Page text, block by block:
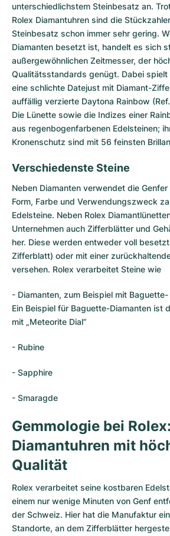
unterschiedlichstem Steinbesatz an.
Rolex Diamantuhren sind die
Steinbesatz schon immer sehr gering.
Diamanten besetzt ist, handelt es sich
außergewöhnlichen Zeitmesser, der
Qualitätsstandards genügt. Dabei spielt
eine schlichte Datejust mit Diamant-
auffällig verzierte Daytona Rainbow
Die Lünette sowie die Indizes einer
aus regenbogenfarbenen Edelsteinen;
Kronenschutz sind mit 56 feinsten
Verschiedenste Steine
Neben Diamanten verwendet die
Form, Farbe und Verwendungszweck
Edelsteine. Neben Rolex
Unternehmen auch Zifferblätter und
her. Diese werden entweder voll
Zifferblatt) oder mit einer
versehen. Rolex verarbeitet Steine wie
- Diamanten, zum Beispiel mit
Ein Beispiel für Baguette-Diamanten ist
mit „Meteorite Dial“
- Rubine
- Sapphire
- Smaragde
Gemmologie bei Rolex:
Diamantuhren mit
Qualität
Rolex verarbeitet seine kostbaren
einem nur wenige Minuten von Genf
der Schweiz. Hier hat die Manufaktur
Standorte, an dem Zifferblätter